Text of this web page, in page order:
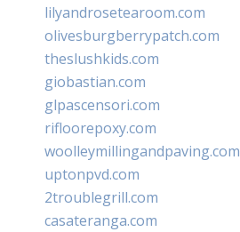
lilyandrosetearoom.com
olivesburgberrypatch.com
theslushkids.com
giobastian.com
glpascensori.com
rifloorepoxy.com
woolleymillingandpaving.com
uptonpvd.com
2troublegrill.com
casateranga.com